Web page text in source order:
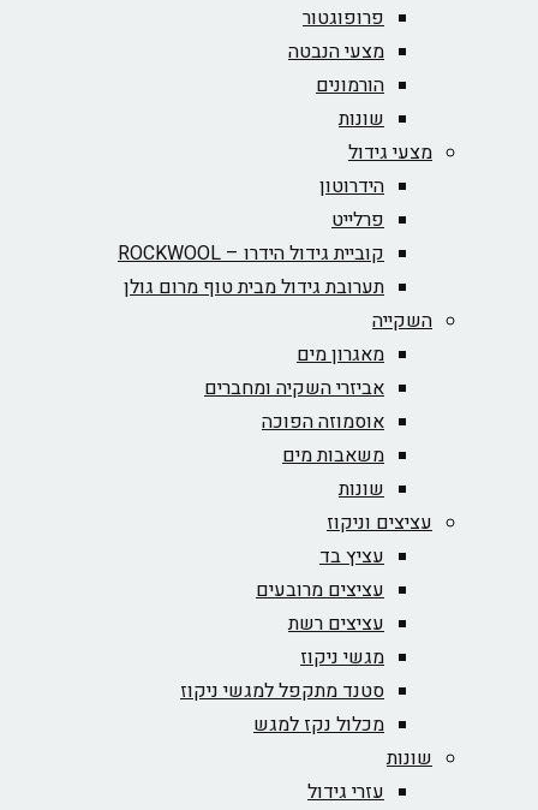
פרופוגטור
מצעי הנבטה
הורמונים
שונות
מצעי גידול
הידרוטון
פרלייט
קוביית גידול הידרו – ROCKWOOL‏
תערובת גידול מבית טוף מרום גולן
השקייה
מאגרון מים
אביזרי השקיה ומחברים
אוסמוזה הפוכה
משאבות מים
שונות
עציצים וניקוז
עציץ בד
עציצים מרובעים
עציצים רשת
מגשי ניקוז
סטנד מתקפל למגשי ניקוז
מכלול נקז למגש
שונות
עזרי גידול